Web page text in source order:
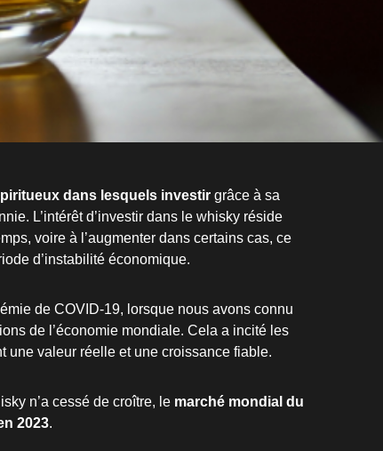
dans lesquels investir grâce à sa
L’intérêt d’investir dans le whisky réside
voire à l’augmenter dans certains cas, ce
d’instabilité économique.
de COVID-19, lorsque nous avons connu
de l’économie mondiale. Cela a incité les
une valeur réelle et une croissance fiable.
n’a cessé de croître, le marché mondial du
2023.